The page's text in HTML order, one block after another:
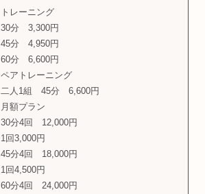
トレーニング
30分 3,300円
45分 4,950円
60分 6,600円
ペアトレーニング
二人1組 45分 6,600円
月額プラン
30分4回 12,000円
1回3,000円
45分4回 18,000円
1回4,500円
60分4回 24,000円